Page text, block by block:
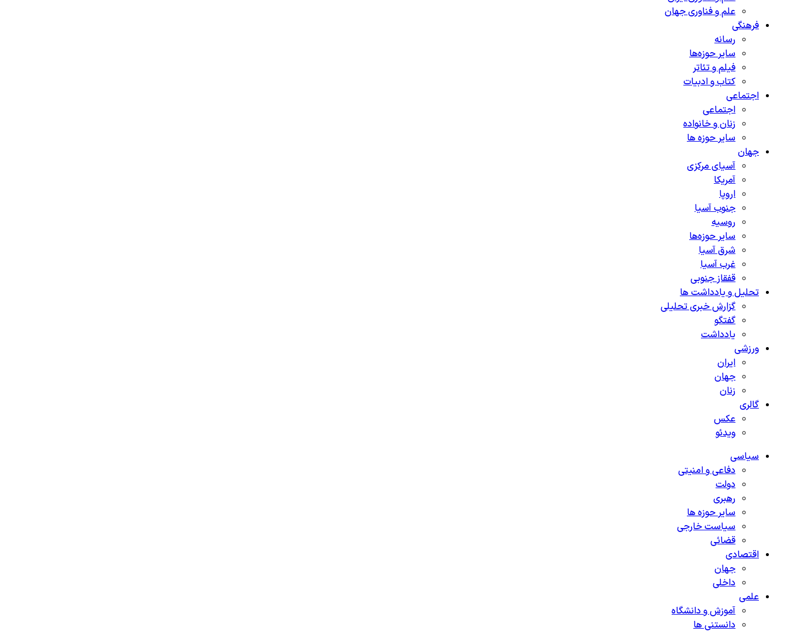
علم و فناوری جهان
فرهنگی
رسانه
سایر حوزه‌ها
فیلم و تئاتر
کتاب و ادبیات
اجتماعی
اجتماعی
زنان و خانواده
سایر حوزه ها
جهان
آسیای مرکزی
آمریکا
اروپا
جنوب آسیا
روسیه
سایر حوزه‌ها
شرق آسیا
غرب آسیا
قفقاز جنوبی
تحلیل و یادداشت ها
گزارش خبری تحلیلی
گفتگو
یادداشت
ورزشی
ایران
جهان
زنان
گالری
عکس
ویدئو
سیاسی
دفاعی و امنیتی
دولت
رهبری
سایر حوزه ها
سیاست خارجی
قضائی
اقتصادی
جهان
داخلی
علمی
آموزش و دانشگاه
دانستنی ها